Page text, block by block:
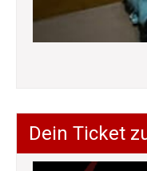
Dein Ticket